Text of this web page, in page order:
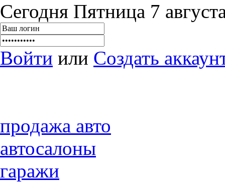
Сегодня Пятница 7
Войти или Создать
продажа авто
автосалоны
гаражи